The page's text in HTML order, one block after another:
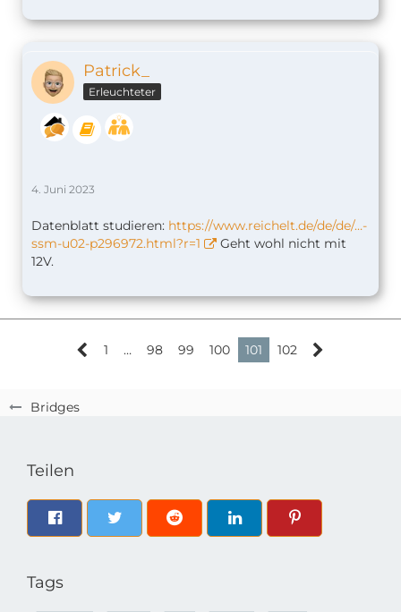
Bridges
Patrick_
Erleuchteter
4. Juni 2023
Datenblatt studieren: https://www.reichelt.de/de/de/…-
ssm-u02-p296972.html?r=1
Geht wohl nicht mit
12V.
1 … 98 99 100 101 102
Teilen
Tags